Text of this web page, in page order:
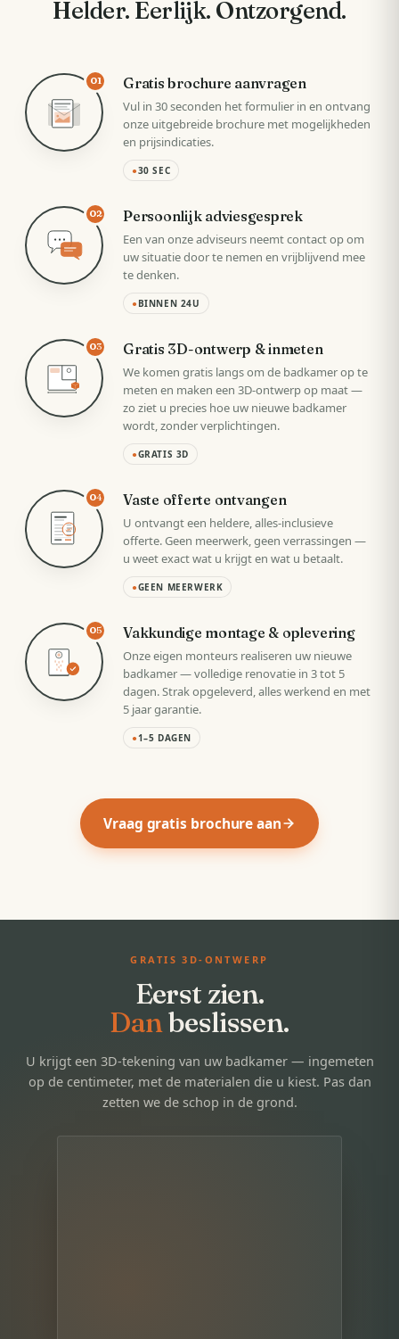
Helder. Eerlijk. Ontzorgend.
01 Gratis brochure aanvragen
Vul in 30 seconden het formulier in en ontvang
onze uitgebreide brochure met mogelijkheden
en prijsindicaties.
●30 SEC
02 Persoonlijk adviesgesprek
Een van onze adviseurs neemt contact op om
uw situatie door te nemen en vrijblijvend mee
te denken.
● BINNEN 24U
03 Gratis 3D-ontwerp & inmeten
We komen gratis langs om de badkamer op te
meten en maken een 3D-ontwerp op maat —
zo ziet u precies hoe uw nieuwe badkamer
wordt, zonder verplichtingen.
●GRATIS 3D
VAST
04 Vaste offerte ontvangen
U ontvangt een heldere, alles-inclusieve
offerte. Geen meerwerk, geen verrassingen —
u weet exact wat u krijgt en wat u betaalt.
●GEEN MEERWERK
05 Vakkundige montage & oplevering
Onze eigen monteurs realiseren uw nieuwe
badkamer — volledige renovatie in 3 tot 5
dagen. Strak opgeleverd, alles werkend en met
5 jaar garantie.
●1–5 DAGEN
Vraag gratis brochure aan
GRATIS 3D-ONTWERP
Eerst zien.
Danbeslissen.
U krijgt een 3D-tekening van uw badkamer — ingemeten
op de centimeter, met de materialen die u kiest. Pas dan
zetten we de schop in de grond.